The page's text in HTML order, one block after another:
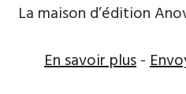
La maison d’édition
En savoir plus-